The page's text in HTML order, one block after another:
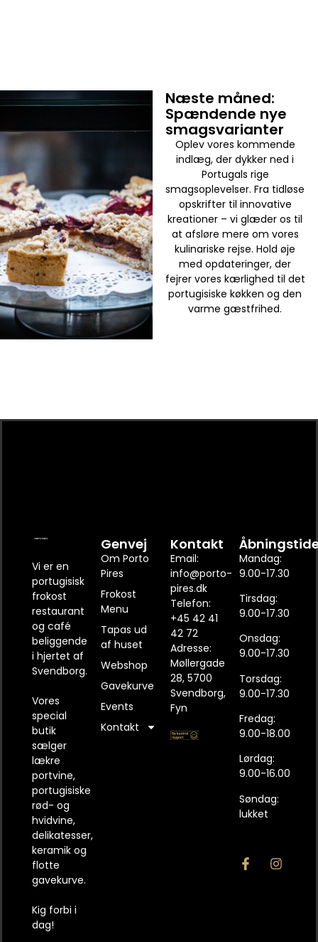
Næste måned:
Spændende nye
smagsvarianter
Oplev vores kommende
indlæg, der dykker ned i
Portugals rige
smagsoplevelser. Fra tidløse
opskrifter til innovative
kreationer – vi glæder os til
at afsløre mere om vores
kulinariske rejse. Hold øje
med opdateringer, der
fejrer vores kærlighed til det
portugisiske køkken og den
varme gæstfrihed.
Vi er en
portugisisk
frokost
restaurant
og café
beliggende
i hjertet af
Svendborg.
Vores
special
butik
sælger
lækre
portvine,
portugisiske
rød- og
hvidvine,
delikatesser,
keramik og
flotte
gavekurve.
Kig forbi i
dag!
Genvej
Om Porto
Pires
Frokost
Menu
Tapas ud
af huset
Webshop
Gavekurve
Events
Kontakt
Kontakt
Email:
info@porto-
pires.dk
Telefon:
+45 42 41
42 72
Adresse:
Møllergade
28, 5700
Svendborg,
Fyn
Mandag:
9.00-17.30
Tirsdag:
9.00-17.30
Onsdag:
9.00-17.30
Torsdag:
9.00-17.30
Fredag:
9.00-18.00
Lørdag:
9.00-16.00
Søndag:
lukket